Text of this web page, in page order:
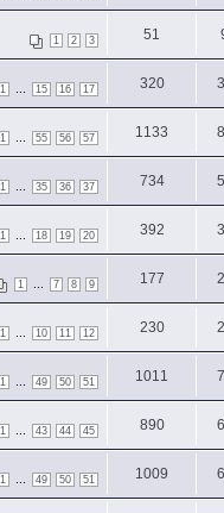
1 2 3 51
1 15 16 17 320
1 55 56 57 1133
1 35 36 37 734
1 18 19 20 392
1 7 8 9 177
1 10 11 12 230
1 49 50 51 1011
1 43 44 45 890
1 49 50 51 1009